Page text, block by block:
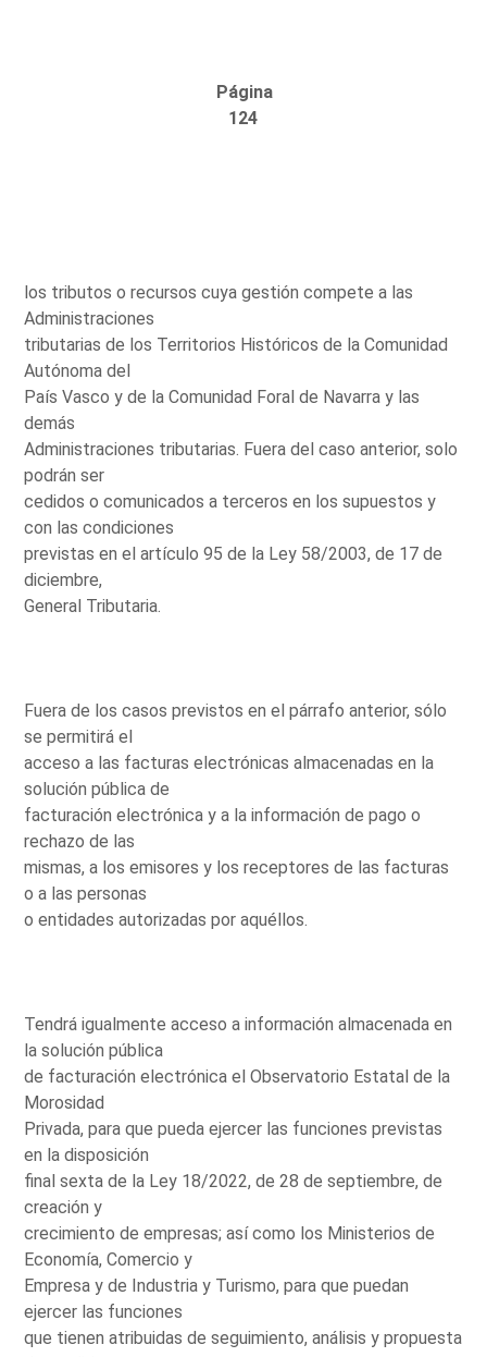
Página
124
los tributos o recursos cuya gestión compete a las
Administraciones
tributarias de los Territorios Históricos de la Comunidad
Autónoma del
País Vasco y de la Comunidad Foral de Navarra y las
demás
Administraciones tributarias. Fuera del caso anterior, solo
podrán ser
cedidos o comunicados a terceros en los supuestos y
con las condiciones
previstas en el artículo 95 de la Ley 58/2003, de 17 de
diciembre,
General Tributaria.
Fuera de los casos previstos en el párrafo anterior, sólo
se permitirá el
acceso a las facturas electrónicas almacenadas en la
solución pública de
facturación electrónica y a la información de pago o
rechazo de las
mismas, a los emisores y los receptores de las facturas
o a las personas
o entidades autorizadas por aquéllos.
Tendrá igualmente acceso a información almacenada en
la solución pública
de facturación electrónica el Observatorio Estatal de la
Morosidad
Privada, para que pueda ejercer las funciones previstas
en la disposición
final sexta de la Ley 18/2022, de 28 de septiembre, de
creación y
crecimiento de empresas; así como los Ministerios de
Economía, Comercio y
Empresa y de Industria y Turismo, para que puedan
ejercer las funciones
que tienen atribuidas de seguimiento, análisis y propuesta